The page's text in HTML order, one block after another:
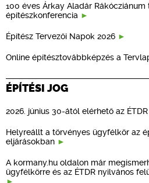
100 éves Árkay Aladár Rákócziánum
építészkonferencia
Építész Tervezői Napok 2026
Online építésztovábbképzés a
ÉPÍTÉSI JOG
2026. június 30-ától elérhető az
Helyreállt a törvényes ügyfélkör az
eljárásokban
A kormany.hu oldalon már
ügyfélkörre és az ÉTDR nyilvános